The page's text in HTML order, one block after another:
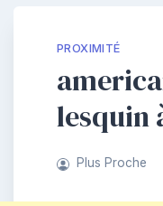
PROXIMITÉ
lesquin
Plus Proche